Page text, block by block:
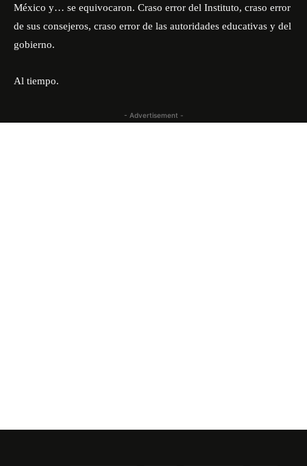
México y… se equivocaron. Craso error del Instituto, craso error
de sus consejeros, craso error de las autoridades educativas y del
gobierno.
Al tiempo.
- Advertisement -